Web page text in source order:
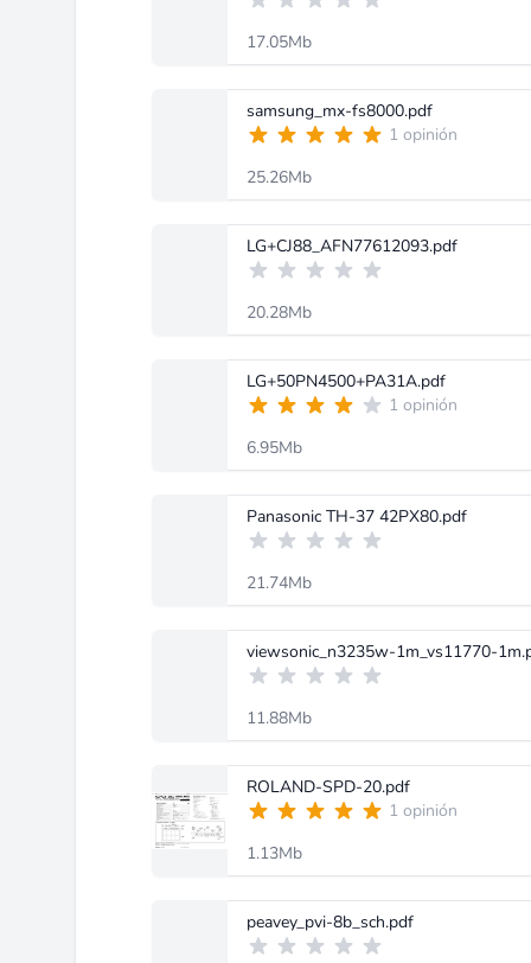
17.05Mb
samsung_mx-fs8000.pdf
1 opinión
25.26Mb
LG+CJ88_AFN77612093.pdf
20.28Mb
LG+50PN4500+PA31A.pdf
1 opinión
6.95Mb
Panasonic TH-37 42PX80.pdf
21.74Mb
viewsonic_n3235w-1m_vs11770-
11.88Mb
ROLAND-SPD-20.pdf
1 opinión
1.13Mb
peavey_pvi-8b_sch.pdf